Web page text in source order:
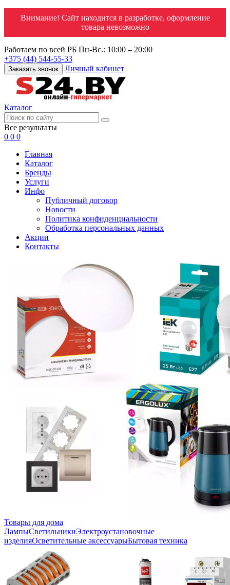
Внимание! Сайт находится в разработке, оформление
товара невозможно
Работаем по всей РБ Пн-Вс.: 10:00 – 20:00
+375 (44) 544-55-33
Заказать звонок Личный кабинет
Каталог
Все результаты
0 0 0
Главная
Каталог
Бренды
Услуги
Инфо
Публичный договор
Новости
Политика конфиденциальности
Обработка персональных данных
Акции
Контакты
Товары для дома
ЛампыСветильникиЭлектроустановочные
изделияОсветительные аксессуарыБытовая техника